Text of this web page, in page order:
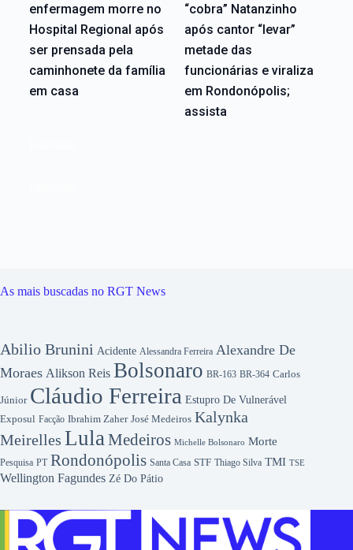
enfermagem morre no
Hospital Regional após
ser prensada pela
caminhonete da família
em casa
“cobra” Natanzinho
após cantor “levar”
metade das
funcionárias e viraliza
em Rondonópolis;
assista
As mais buscadas no RGT News
Abilio Brunini Acidente Alessandra Ferreira Alexandre De
Moraes Alikson Reis Bolsonaro BR-163 BR-364 Carlos
Júnior Cláudio Ferreira Estupro De Vulnerável
Exposul Facção Ibrahim Zaher José Medeiros Kalynka
Meirelles LulaMedeiros Michelle Bolsonaro Morte
Pesquisa PT Rondonópolis Santa Casa STF Thiago Silva TMI TSE
Wellington Fagundes Zé Do Pátio